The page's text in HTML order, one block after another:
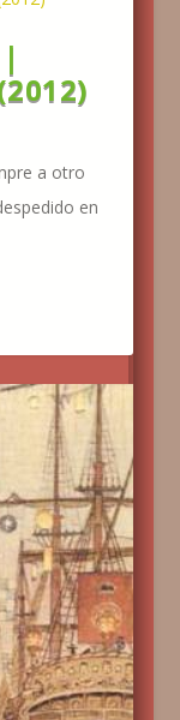
a otro
en